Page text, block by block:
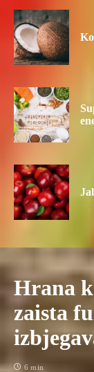
Hrana
zaista
6 min